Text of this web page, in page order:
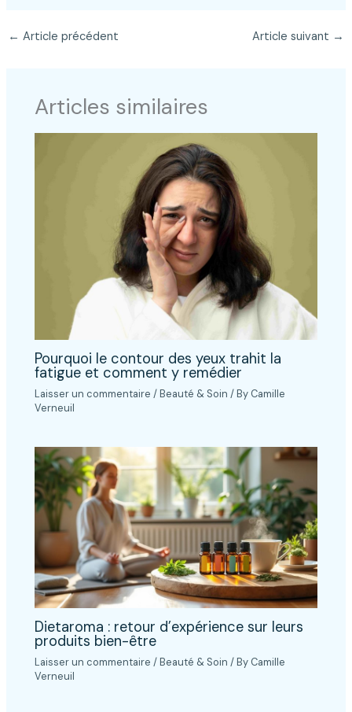
← Article précédent Article suivant →
Articles similaires
Pourquoi le contour des yeux trahit la
fatigue et comment y remédier
Laisser un commentaire /Beauté & Soin / By Camille
Verneuil
Dietaroma : retour d’expérience sur leurs
produits bien-être
Laisser un commentaire /Beauté & Soin / By Camille
Verneuil